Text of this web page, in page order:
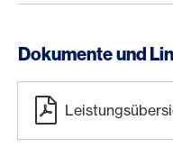
Dokumente und